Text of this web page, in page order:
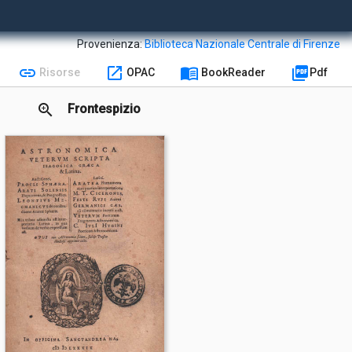
Provenienza:Biblioteca Nazionale Centrale di Firenze
link Risorse open_in_new OPAC menu_book BookReader picture_as_pdf Pdf
zoom_in Frontespizio